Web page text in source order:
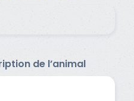
de l’animal